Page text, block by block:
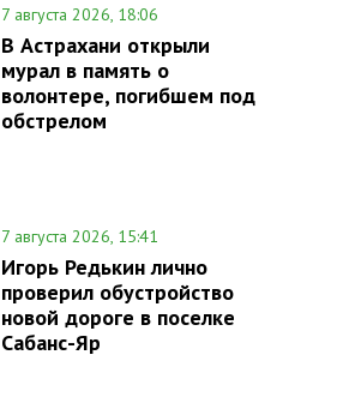
7 августа 2026, 18:06
В Астрахани открыли
мурал в память о
волонтере, погибшем под
обстрелом
7 августа 2026, 15:41
Игорь Редькин лично
проверил обустройство
новой дороге в поселке
Сабанс-Яр